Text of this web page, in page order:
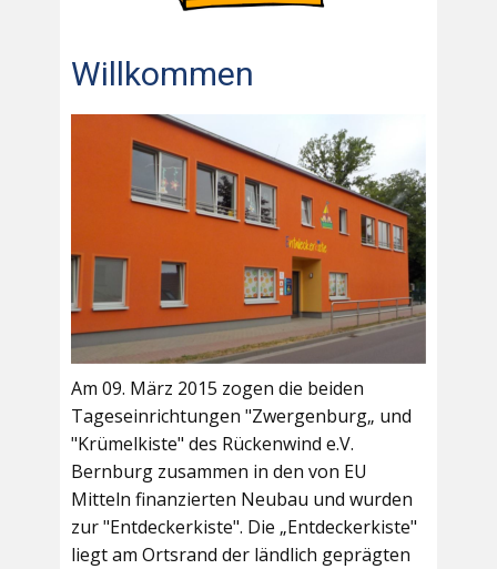
Willkommen
Am 09. März 2015 zogen die beiden
Tageseinrichtungen "Zwergenburg„ und
"Krümelkiste" des Rückenwind e.V.
Bernburg zusammen in den von EU
Mitteln finanzierten Neubau und wurden
zur "Entdeckerkiste". Die „Entdeckerkiste"
liegt am Ortsrand der ländlich geprägten